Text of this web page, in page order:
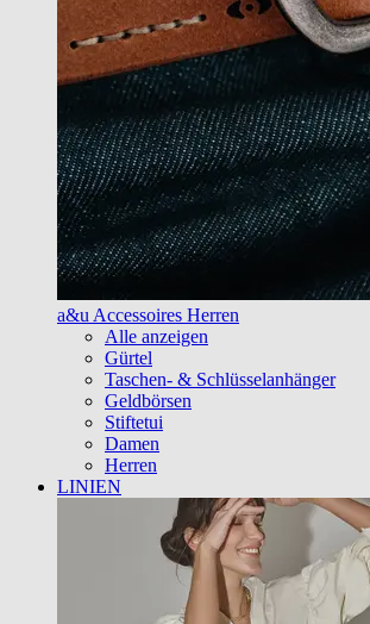
a&u Accessoires Herren
Alle anzeigen
Gürtel
Taschen- & Schlüsselanhänger
Geldbörsen
Stiftetui
Damen
Herren
LINIEN